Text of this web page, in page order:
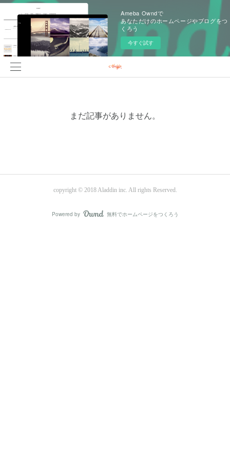
Ameba Owndで
あなただけのホームページやブログをつ
くろう
今すぐ試す
まだ記事がありません。
copyright © 2018 Aladdin inc. All rights Reserved.
Powered by AmebaOwnd
無料でホームページをつくろう